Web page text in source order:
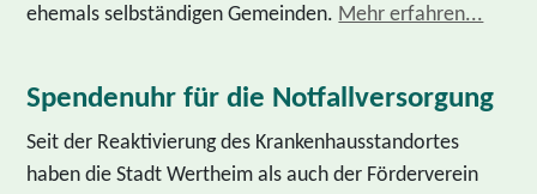
ehemals selbständigen Gemeinden. Mehr erfahren...
Spendenuhr für die Notfallversorgung
Seit der Reaktivierung des Krankenhausstandortes
haben die Stadt Wertheim als auch der Förderverein